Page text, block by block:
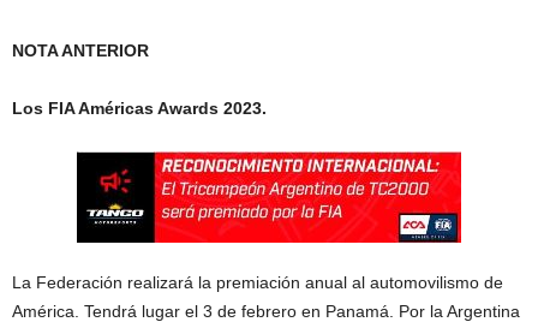
NOTA ANTERIOR
Los FIA Américas Awards 2023.
La Federación realizará la premiación anual al automovilismo de
América. Tendrá lugar el 3 de febrero en Panamá. Por la Argentina